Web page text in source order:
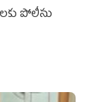
పోలీసు